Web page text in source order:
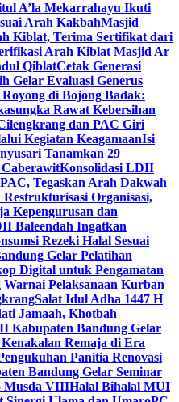
A’la Mekarrahayu Ikuti
Arah KakbahMasjid
Kiblat, Terima Sertifikat dari
Arah Kiblat Masjid Ar
QiblatCetak Generasi
Gelar Evaluasi Generus
Royong di Bojong Badak:
Rawat Kebersihan
dan PAC Giri
Kegiatan KeagamaanIsi
Tanamkan 29
Konsolidasi LDII
Tegaskan Arah Dakwah
Restrukturisasi Organisasi,
Kepengurusan dan
Baleendah Ingatkan
Rezeki Halal Sesuai
Gelar Pelatihan
Digital untuk Pengamatan
Warnai Pelaksanaan Kurban
Salat Idul Adha 1447 H
Jamaah, Khotbah
Kabupaten Bandung Gelar
Remaja di Era
Panitia Renovasi
Bandung Gelar Seminar
Musda VIIIHalal Bihalal MUI